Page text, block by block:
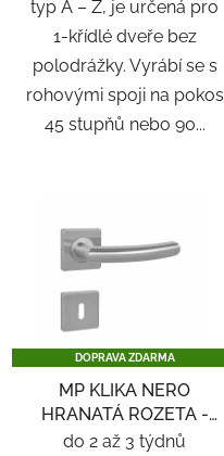
typ A – Z, je určená pro
1-křídlé dveře bez
polodrážky. Vyrábí se s
rohovými spoji na pokos
45 stupňů nebo 90...
DOPRAVA ZDARMA
MP KLIKA NERO
HRANATÁ ROZETA -
NEREZ
do 2 až 3 týdnů